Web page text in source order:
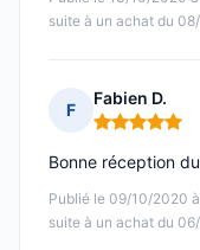
suite à un achat du
F
Fabien D.
Note : 5 sur 5
Publié le 09/10/2020
suite à un achat du
Bonne réception